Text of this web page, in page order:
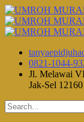
0821-1044-
Jl. Melawai
Jak-Sel 12160